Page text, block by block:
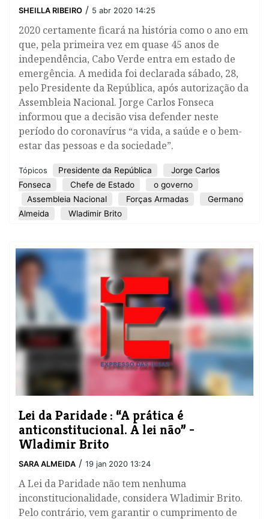
SHEILLA RIBEIRO / 5 abr 2020 14:25
2020 certamente ficará na história como o ano em
que, pela primeira vez em quase 45 anos de
independência, Cabo Verde entra em estado de
emergência. A medida foi declarada sábado, 28,
pelo Presidente da República, após autorização da
Assembleia Nacional. Jorge Carlos Fonseca
informou que a decisão visa defender neste
período do coronavírus “a vida, a saúde e o bem-
estar das pessoas e da sociedade”.
Tópicos Presidente da República
Jorge Carlos
Fonseca
Chefe de Estado
o governo
Assembleia Nacional
Forças Armadas
Germano
Almeida
Wladimir Brito
Lei da Paridade : “A prática é
anticonstitucional. A lei não” -
Wladimir Brito
SARA ALMEIDA / 19 jan 2020 13:24
A Lei da Paridade não tem nenhuma
inconstitucionalidade, considera Wladimir Brito.
Pelo contrário, vem garantir o cumprimento de